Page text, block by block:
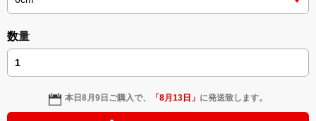
数量
本日8月9日 ご購入で、 「8月13日 」 に発送致します。